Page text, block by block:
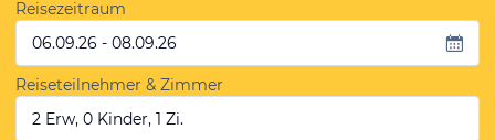
Reisezeitraum
06.09.26 - 08.09.26
Reiseteilnehmer & Zimmer
2 Erw, 0 Kinder, 1 Zi.